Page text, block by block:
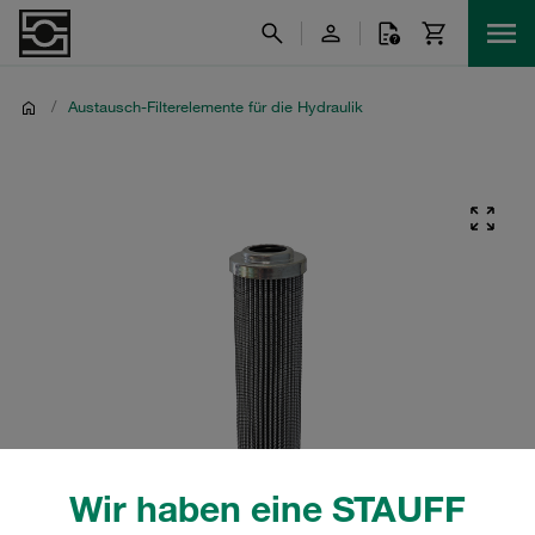
Wir haben eine STAUFF
/ Austausch-Filterelemente für die Hydraulik